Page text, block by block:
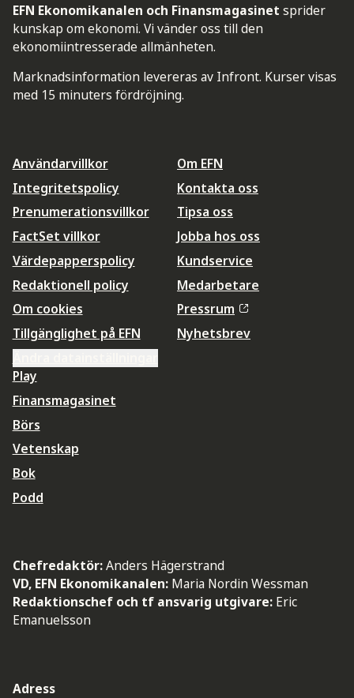
EFN Ekonomikanalen och Finansmagasinet sprider
kunskap om ekonomi. Vi vänder oss till den
ekonomiintresserade allmänheten.
Marknadsinformation levereras av Infront. Kurser visas
med 15 minuters fördröjning.
Användarvillkor
Integritetspolicy
Prenumerationsvillkor
FactSet villkor
Värdepapperspolicy
Redaktionell policy
Om cookies
Tillgänglighet på EFN
Om EFN
Kontakta oss
Tipsa oss
Jobba hos oss
Kundservice
Medarbetare
Pressrum
Nyhetsbrev
Play
Finansmagasinet
Börs
Vetenskap
Bok
Podd
Chefredaktör:Anders Hägerstrand
VD, EFN Ekonomikanalen: Maria Nordin Wessman
Redaktionschef och tf ansvarig utgivare: Eric
Emanuelsson
Adress